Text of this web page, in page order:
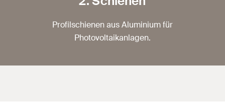
Profilschienen aus Aluminium für
Photovoltaikanlagen.